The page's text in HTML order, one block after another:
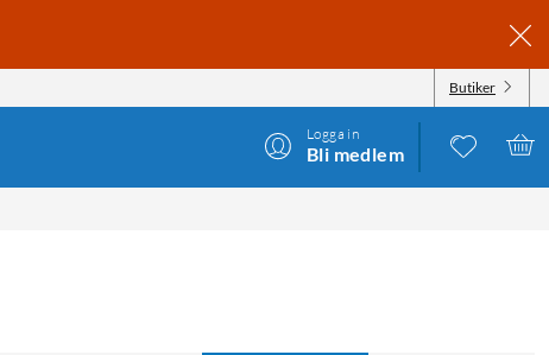
Butiker
Logga in
Bli medlem